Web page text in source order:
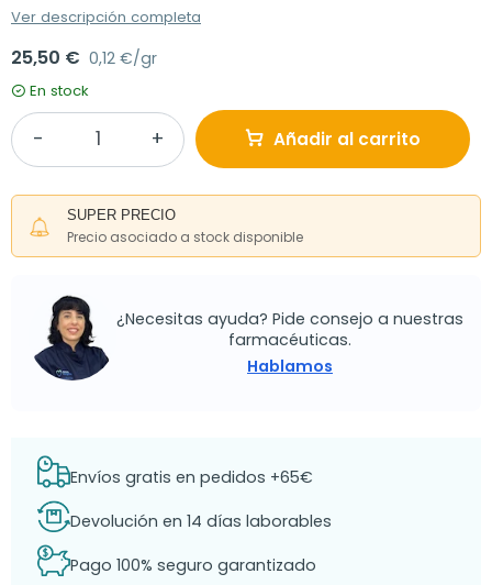
Ver descripción completa
25,50 € 0,12 €/gr
En stock
Añadir al carrito
SUPER PRECIO
Precio asociado a stock disponible
¿Necesitas ayuda? Pide consejo a nuestras
farmacéuticas.
Hablamos
Envíos gratis en pedidos +65€
Devolución en 14 días laborables
Pago 100% seguro garantizado